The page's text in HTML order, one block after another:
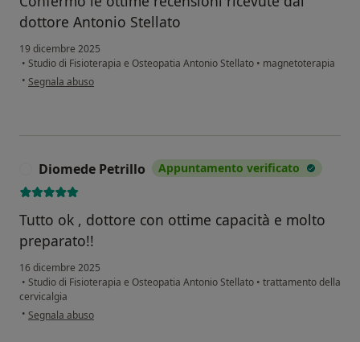
dottore Antonio Stellato
19 dicembre 2025
• Studio di Fisioterapia e Osteopatia Antonio Stellato • magnetoterapia
• secondo l'opinione dell'utente Maurizio
Segnala abuso
Diomede Petrillo Appuntamento verificato
Tutto ok , dottore con ottime capacità e molto
preparato!!
16 dicembre 2025
• Studio di Fisioterapia e Osteopatia Antonio Stellato • trattamento della
cervicalgia
• secondo l'opinione dell'utente Diomede Petrillo
Segnala abuso